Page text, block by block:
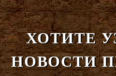
ХОТИТЕ
НОВОСТИ